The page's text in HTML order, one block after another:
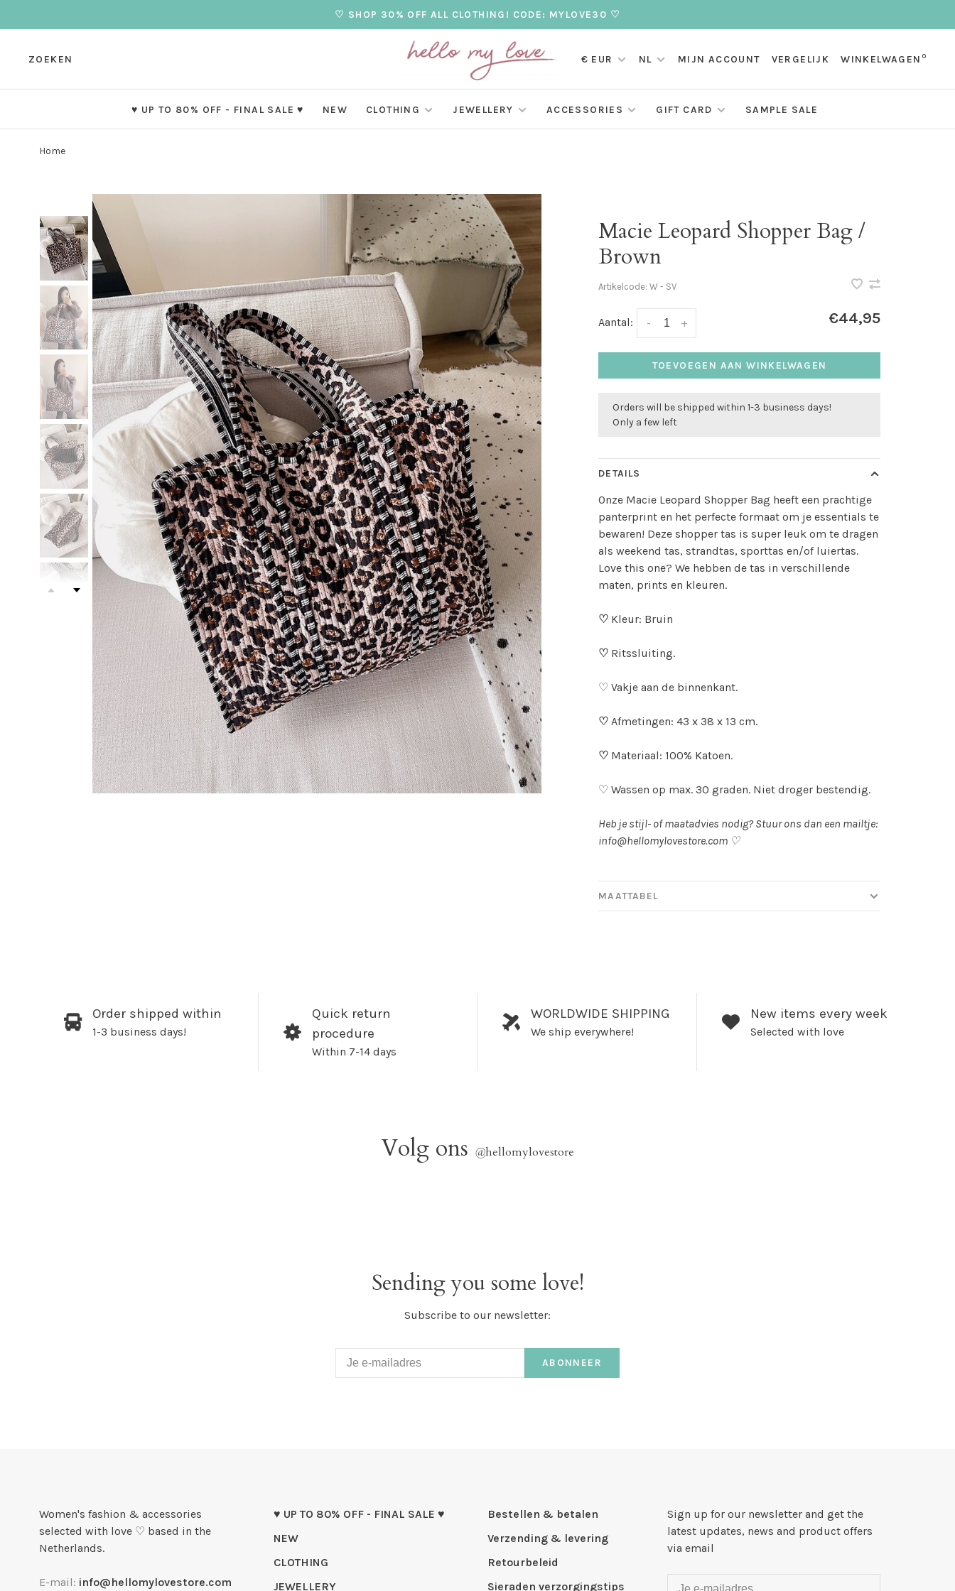
♡ SHOP 30% OFF ALL CLOTHING! CODE: MYLOVE30 ♡
ZOEKEN € EUR NL MIJN ACCOUNT VERGELIJK WINKELWAGEN 0
♥ UP TO 80% OFF - FINAL SALE ♥ NEW CLOTHING JEWELLERY ACCESSORIES GIFT CARD SAMPLE SALE
Home
Macie Leopard Shopper Bag /
Brown
Artikelcode: W - SV
Aantal: +
- €44,95
TOEVOEGEN AAN WINKELWAGEN
Orders will be shipped within 1-3 business days!
Only a few left
DETAILS
Onze Macie Leopard Shopper Bag heeft een prachtige
panterprint en het perfecte formaat om je essentials te
bewaren! Deze shopper tas is super leuk om te dragen
als weekend tas, strandtas, sporttas en/of luiertas.
Love this one? We hebben de tas in verschillende
maten, prints en kleuren.
♡ Kleur: Bruin
♡ Ritssluiting.
♡ Vakje aan de binnenkant.
♡Afmetingen: 43 x 38 x 13 cm.
♡ Materiaal: 100% Katoen.
♡ Wassen op max. 30 graden. Niet droger bestendig.
Heb je stijl- of maatadvies nodig? Stuur ons dan een mailtje:
info@hellomylovestore.com ♡
MAATTABEL
Order shipped within
1-3 business days!
Quick return
procedure
Within 7-14 days
WORLDWIDE SHIPPING
We ship everywhere!
New items every week
Selected with love
Volg ons @hellomylovestore
Sending you some love!
Subscribe to our newsletter:
ABONNEER
Women's fashion & accessories
selected with love ♡ based in the
Netherlands.
E-mail: info@hellomylovestore.com
♥ UP TO 80% OFF - FINAL SALE ♥
NEW
CLOTHING
JEWELLERY
Bestellen & betalen
Verzending & levering
Retourbeleid
Sieraden verzorgingstips
Sign up for our newsletter and get the
latest updates, news and product offers
via email